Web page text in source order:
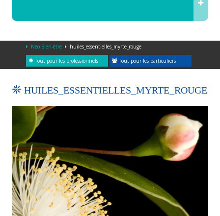
Neo Bien-être huiles_essentielles_myrte_rouge
Tout pour les professionnels Tout pour les particuliers
HUILES_ESSENTIELLES_MYRTE_ROUGE